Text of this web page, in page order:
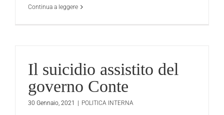
Continua a leggere
Il suicidio assistito del
governo Conte
30 Gennaio, 2021 | POLITICA INTERNA